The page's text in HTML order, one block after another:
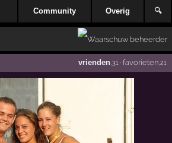
Community Overig 🔍
vrienden,31· favorieten,21